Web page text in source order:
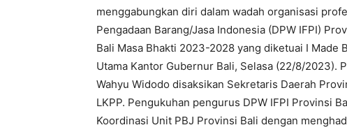
menggabungkan diri dalam wadah organisasi
Pengadaan Barang/Jasa Indonesia (DPW IFPI)
Bali Masa Bhakti 2023-2028 yang diketuai I Made
Utama Kantor Gubernur Bali, Selasa (22/8/2023).
Wahyu Widodo disaksikan Sekretaris Daerah
LKPP. Pengukuhan pengurus DPW IFPI Provinsi
Koordinasi Unit PBJ Provinsi Bali dengan